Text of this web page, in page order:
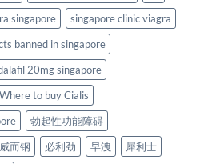
singapore
singapore clinic viagra
banned in singapore
20mg singapore
Where to buy Cialis
勃起性功能障碍
威而钢 必利劲 早洩
犀利士